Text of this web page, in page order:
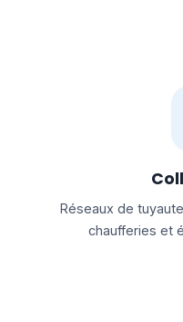
Réseaux de
chaufferies et